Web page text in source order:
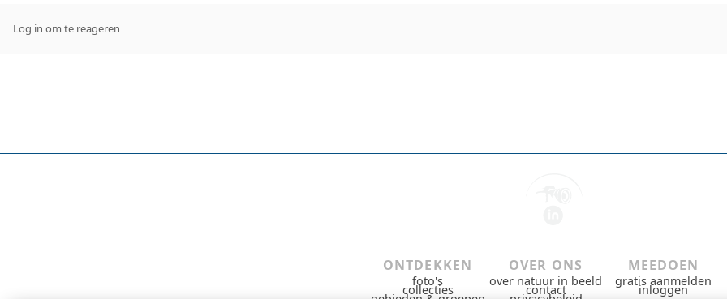
Log in om te reageren
ONTDEKKEN
foto's
collecties
OVER ONS
over natuur in beeld
contact
MEEDOEN
gratis aanmelden
inloggen